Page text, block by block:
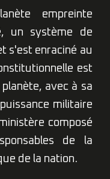
empreinte
un système de
s'est enraciné au
est
, avec à sa
militaire
composé
de la
de la nation.